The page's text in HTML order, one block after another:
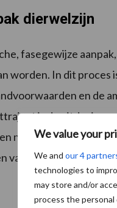
We value your
We and our 4
technologies to
may store and/or
process the personal
dierwelzijn
fasegewijze
worden. In dit proces
en de
is de uitdaging
naar heldere
deze stappen